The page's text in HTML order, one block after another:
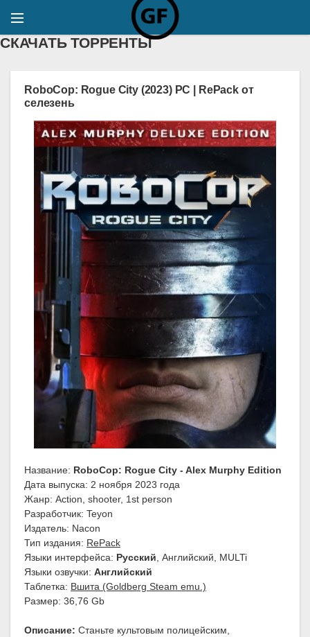
СКАЧАТЬ ТОРРЕНТЫ
RoboCop: Rogue City (2023) PC | RePack от
селезень
Название: RoboCop: Rogue City - Alex Murphy Edition
Дата выпуска: 2 ноября 2023 года
Жанр: Action, shooter, 1st person
Разработчик: Teyon
Издатель: Nacon
Тип издания: RePack
Языки интерфейса: Русский , Английский, MULTi
Языки озвучки: Английский
Таблетка: Вшита (Goldberg Steam emu.)
Размер: 36,76 Gb
Описание: Станьте культовым полицейским,